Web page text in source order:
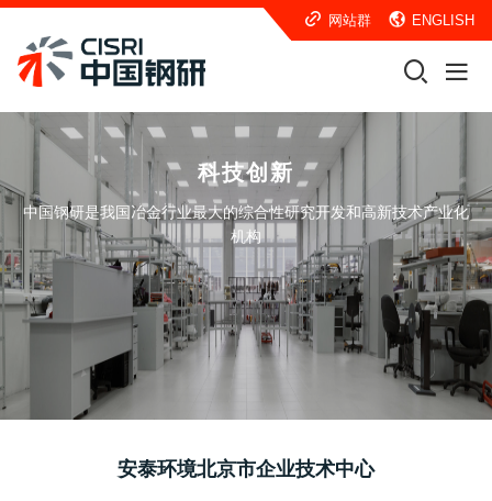
网站群 ENGLISH
科技创新
中国钢研是我国冶金行业最大的综合性研究开发和高新技术产业化
机构
安泰环境北京市企业技术中心